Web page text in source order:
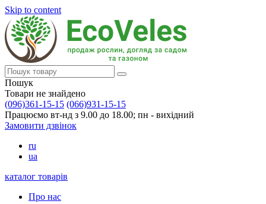
Skip to content
Пошук
Товари не знайдено
(096)361-15-15 (066)931-15-15
Працюємо вт-нд з 9.00 до 18.00; пн - вихідний
Замовити дзвінок
ru
ua
каталог товарів
Про нас